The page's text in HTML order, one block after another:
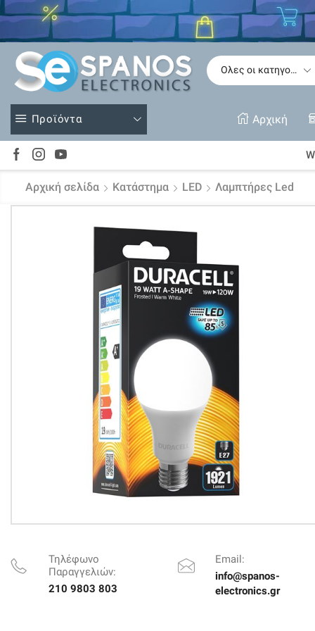
Προϊόντα Αρχική
Αρχική σελίδα Κατάστημα LED Λαμπτήρες Led
Τηλέφωνο
Παραγγελιών:
210 9803 803
Email:
info@spanos-
electronics.gr